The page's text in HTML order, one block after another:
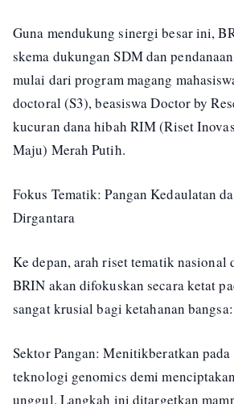
Guna mendukung sinergi besar ini,
skema dukungan SDM dan
mulai dari program magang
doctoral (S3), beasiswa Doctor by
kucuran dana hibah RIM (Riset
Maju) Merah Putih.
Fokus Tematik: Pangan Kedaulatan
Dirgantara
Ke depan, arah riset tematik nasional
BRIN akan difokuskan secara ketat
sangat krusial bagi ketahanan bangsa:
Sektor Pangan: Menitikberatkan pada
teknologi genomics demi
unggul. Langkah ini ditargetkan